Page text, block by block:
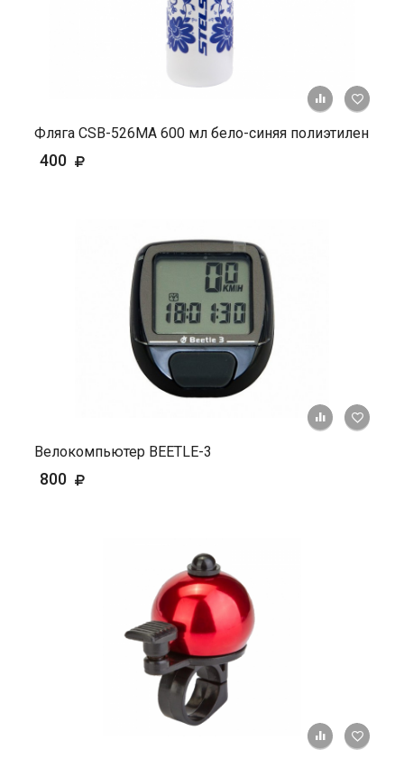
+ К
Фляга СSВ-526МА 600 мл бело-синяя полиэтилен
400
+ К
Велокомпьютер BEETLE-3
800
+ К